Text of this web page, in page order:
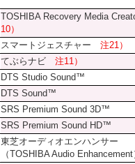
TOSHIBA Recovery Media
10）
スマートジェスチャー 注21）
てぶらナビ 注11）
DTS Studio Sound™
DTS Sound™
SRS Premium Sound 3D™
SRS Premium Sound HD™
東芝オーディオエンハンサー
（TOSHIBA Audio Enhancement